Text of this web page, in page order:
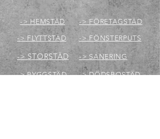
-> HEMSTÄD
-> FÖRETAGSTÄD
-> FLYTTSTÄD
-> FÖNSTERPUTS
-> STORSTÄD
-> SANERING
-> BYGGSTÄD
-> DÖDSBOSTÄD